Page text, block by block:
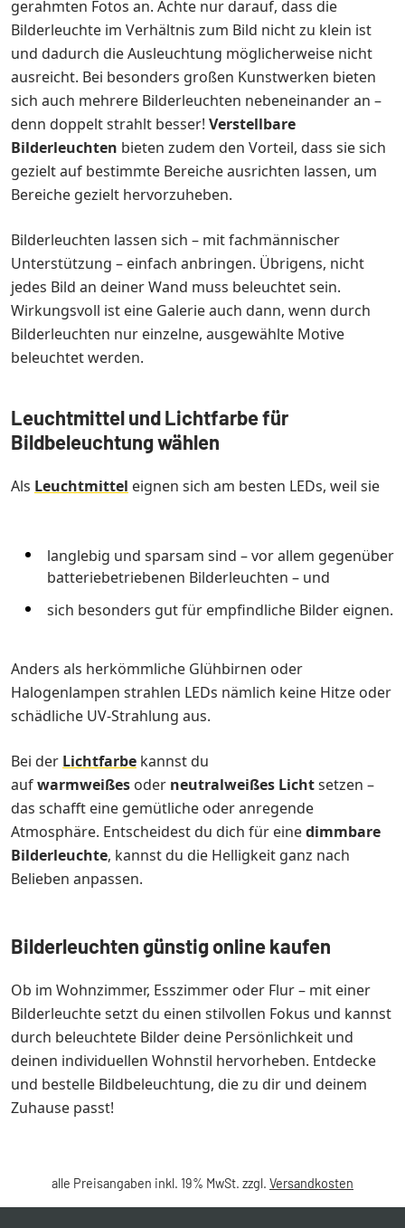
gerahmten Fotos an. Achte nur darauf, dass die
Bilderleuchte im Verhältnis zum Bild nicht zu klein ist
und dadurch die Ausleuchtung möglicherweise nicht
ausreicht. Bei besonders großen Kunstwerken bieten
sich auch mehrere Bilderleuchten nebeneinander an –
denn doppelt strahlt besser! Verstellbare
Bilderleuchten bieten zudem den Vorteil, dass sie sich
gezielt auf bestimmte Bereiche ausrichten lassen, um
Bereiche gezielt hervorzuheben.
Bilderleuchten lassen sich – mit fachmännischer
Unterstützung – einfach anbringen. Übrigens, nicht
jedes Bild an deiner Wand muss beleuchtet sein.
Wirkungsvoll ist eine Galerie auch dann, wenn durch
Bilderleuchten nur einzelne, ausgewählte Motive
beleuchtet werden.
Leuchtmittel und Lichtfarbe für
Bildbeleuchtung wählen
Als Leuchtmittel eignen sich am besten LEDs, weil sie
langlebig und sparsam sind – vor allem gegenüber
batteriebetriebenen Bilderleuchten – und
sich besonders gut für empfindliche Bilder eignen.
Anders als herkömmliche Glühbirnen oder
Halogenlampen strahlen LEDs nämlich keine Hitze oder
schädliche UV-Strahlung aus.
Bei der Lichtfarbe kannst du
aufwarmweißes oder neutralweißes Lichtsetzen –
das schafft eine gemütliche oder anregende
Atmosphäre. Entscheidest du dich für einedimmbare
Bilderleuchte, kannst du die Helligkeit ganz nach
Belieben anpassen.
Bilderleuchten günstig online kaufen
Ob im Wohnzimmer, Esszimmer oder Flur – mit einer
Bilderleuchte setzt du einen stilvollen Fokus und kannst
durch beleuchtete Bilder deine Persönlichkeit und
deinen individuellen Wohnstil hervorheben. Entdecke
und bestelle Bildbeleuchtung, die zu dir und deinem
Zuhause passt!
alle Preisangaben inkl. 19% MwSt. zzgl. Versandkosten